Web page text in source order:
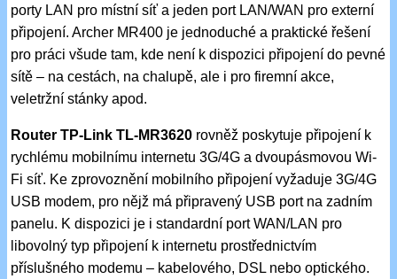
porty LAN pro místní síť a jeden port LAN/WAN pro externí
připojení. Archer MR400 je jednoduché a praktické řešení
pro práci všude tam, kde není k dispozici připojení do pevné
sítě – na cestách, na chalupě, ale i pro firemní akce,
veletržní stánky apod.
Router TP-Link TL-MR3620 rovněž poskytuje připojení k
rychlému mobilnímu internetu 3G/4G a dvoupásmovou Wi-
Fi síť. Ke zprovoznění mobilního připojení vyžaduje 3G/4G
USB modem, pro nějž má připravený USB port na zadním
panelu. K dispozici je i standardní port WAN/LAN pro
libovolný typ připojení k internetu prostřednictvím
příslušného modemu – kabelového, DSL nebo optického.